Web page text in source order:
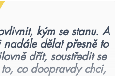
kým se stanu. A
dělat přesně to
dřít, soustředit se
co doopravdy chci,